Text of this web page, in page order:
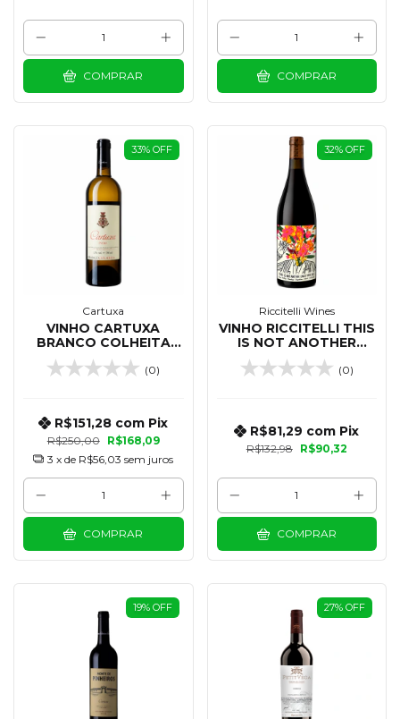
COMPRAR COMPRAR
33% OFF
Cartuxa
VINHO CARTUXA
BRANCO COLHEITA
750 ML
(0)
R$250,00 R$168,09
R$151,28 com Pix
3 x de R$56,03 sem juros
COMPRAR
32% OFF
Riccitelli Wines
VINHO RICCITELLI THIS
IS NOT ANOTHER
LOVELY MALBEC 750
ML
(0)
R$132,98 R$90,32
R$81,29 com Pix
COMPRAR
19% OFF 27% OFF